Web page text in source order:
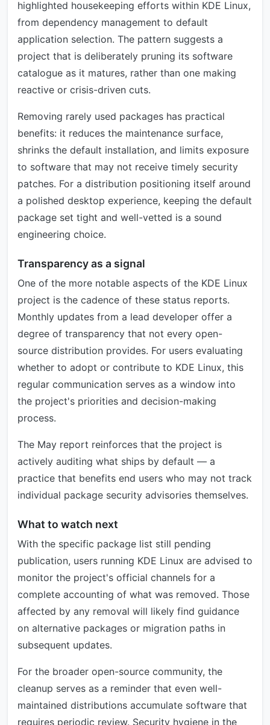
highlighted housekeeping efforts within KDE Linux,
from dependency management to default
application selection. The pattern suggests a
project that is deliberately pruning its software
catalogue as it matures, rather than one making
reactive or crisis-driven cuts.
Removing rarely used packages has practical
benefits: it reduces the maintenance surface,
shrinks the default installation, and limits exposure
to software that may not receive timely security
patches. For a distribution positioning itself around
a polished desktop experience, keeping the default
package set tight and well-vetted is a sound
engineering choice.
Transparency as a signal
One of the more notable aspects of the KDE Linux
project is the cadence of these status reports.
Monthly updates from a lead developer offer a
degree of transparency that not every open-
source distribution provides. For users evaluating
whether to adopt or contribute to KDE Linux, this
regular communication serves as a window into
the project's priorities and decision-making
process.
The May report reinforces that the project is
actively auditing what ships by default — a
practice that benefits end users who may not track
individual package security advisories themselves.
What to watch next
With the specific package list still pending
publication, users running KDE Linux are advised to
monitor the project's official channels for a
complete accounting of what was removed. Those
affected by any removal will likely find guidance
on alternative packages or migration paths in
subsequent updates.
For the broader open-source community, the
cleanup serves as a reminder that even well-
maintained distributions accumulate software that
requires periodic review. Security hygiene in the